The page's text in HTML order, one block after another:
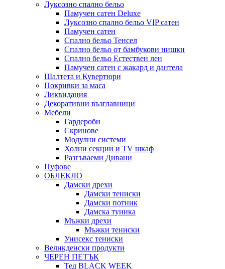
Луксозно спално бельо
Памучен сатен Deluxe
Луксозно спално бельо VIP сатен
Памучен сатен
Спално бельо Тенсел
Спално бельо от бамбукови нишки
Спално бельо Естествен лен
Памучен сатен с жакард и дантела
Шалтета и Кувертюри
Покривки за маса
Ликвидация
Декоративни възглавници
Мебели
Гардероби
Скринове
Модулни системи
Холни секции и ТV шкаф
Разгъваеми Дивани
Пуфове
ОБЛЕКЛО
Дамски дрехи
Дамски тениски
Дамски потник
Дамска туника
Мъжки дрехи
Мъжки тениски
Унисекс тениски
Великденски продукти
ЧЕРЕН ПЕТЪК
Тед BLACK WEEK